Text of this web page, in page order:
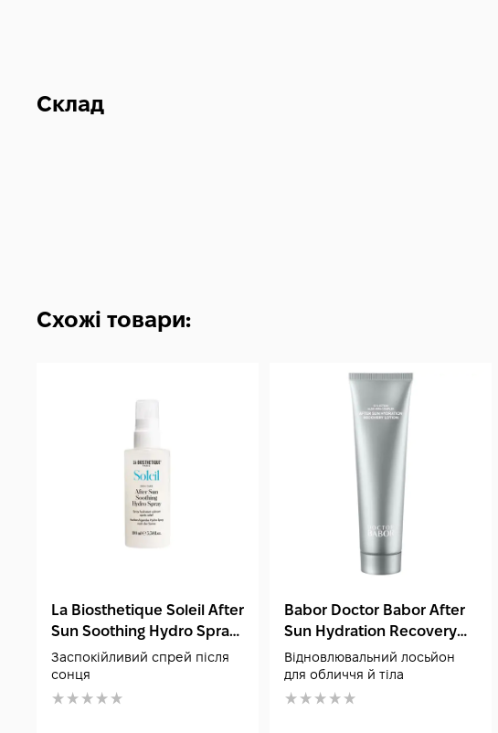
Склад
Схожі товари:
La Biosthetique Soleil After
Sun Soothing Hydro Spray
100 мл
Заспокійливий спрей після
сонця
Babor Doctor Babor After
Sun Hydration Recovery
Lotion 150 мл
Відновлювальний лосьйон
для обличчя й тіла